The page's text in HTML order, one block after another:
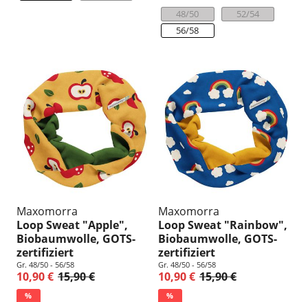
48/50
52/54
56/58
Maxomorra
Loop Sweat "Apple",
Biobaumwolle, GOTS-
zertifiziert
Gr. 48/50 - 56/58
10,90 € 15,90 €
%
Maxomorra
Loop Sweat "Rainbow",
Biobaumwolle, GOTS-
zertifiziert
Gr. 48/50 - 56/58
10,90 € 15,90 €
%